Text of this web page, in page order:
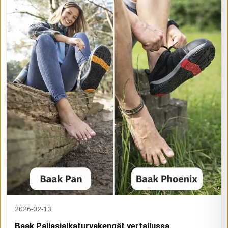
2026-02-13
Baak Paljasjalkaturvakengät vertailussa